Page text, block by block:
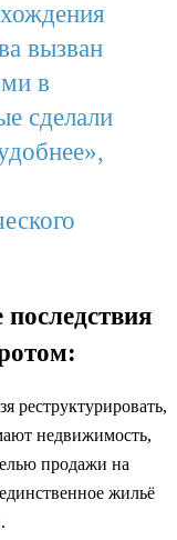
вызван
в
сделали
реструктурировать,
недвижимость,
продажи на
жильё